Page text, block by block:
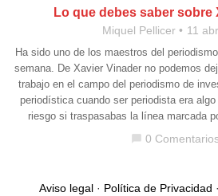
Lo que debes saber sobre
Miquel Pellicer 11
Ha sido uno de los maestros del
semana. De Xavier Vinader no podemos
trabajo en el campo del periodismo de
periodística cuando ser periodista era
riesgo si traspasabas la línea marcada
chat_bubble 0
Aviso legal· Política de Privacidad ·